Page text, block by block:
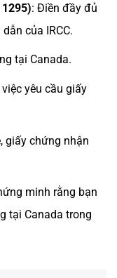
: Điền đầy đủ
của IRCC.
tại Canada.
yêu cầu giấy
giấy chứng nhận
minh rằng bạn
tại Canada trong